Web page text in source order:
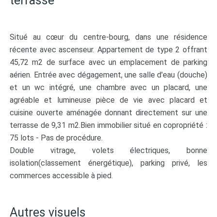
Situé au cœur du centre-bourg, dans une résidence
récente avec ascenseur. Appartement de type 2 offrant
45,72 m2 de surface avec un emplacement de parking
aérien. Entrée avec dégagement, une salle d'eau (douche)
et un wc intégré, une chambre avec un placard, une
agréable et lumineuse pièce de vie avec placard et
cuisine ouverte aménagée donnant directement sur une
terrasse de 9,31 m2.Bien immobilier situé en copropriété :
75 lots - Pas de procédure.
Double vitrage, volets électriques, bonne
isolation(classement énergétique), parking privé, les
commerces accessible à pied.
Autres visuels